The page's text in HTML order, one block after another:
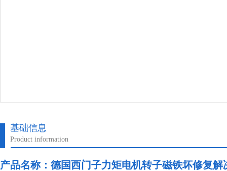
基础信息
Product information
产品名称： 德国西门子力矩电机转子磁铁坏修复解